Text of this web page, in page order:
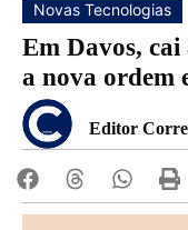
Novas Tecnologias
Em Davos, cai
a nova ordem
Editor